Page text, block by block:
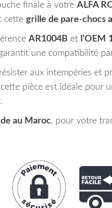
finale à votre ALFA
cette grille de pare-chocs
AR1004B et l’OEM
une compatibilité
aux intempéries et
pièce est idéale pour
au Maroc, pour votre